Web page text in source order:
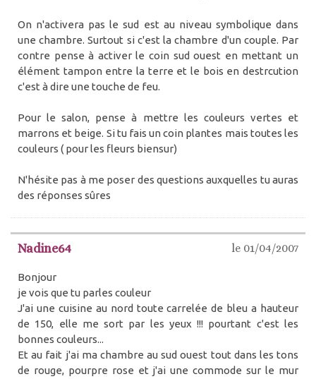
On n'activera pas le sud est au niveau symbolique dans
une chambre. Surtout si c'est la chambre d'un couple. Par
contre pense à activer le coin sud ouest en mettant un
élément tampon entre la terre et le bois en destrcution
c'est à dire une touche de feu.
Pour le salon, pense à mettre les couleurs vertes et
marrons et beige. Si tu fais un coin plantes mais toutes les
couleurs ( pour les fleurs biensur)
N'hésite pas à me poser des questions auxquelles tu auras
des réponses sûres
Nadine64 le 01/04/2007
Bonjour
je vois que tu parles couleur
J'ai une cuisine au nord toute carrelée de bleu a hauteur
de 150, elle me sort par les yeux !!! pourtant c'est les
bonnes couleurs...
Et au fait j'ai ma chambre au sud ouest tout dans les tons
de rouge, pourpre rose et j'ai une commode sur le mur